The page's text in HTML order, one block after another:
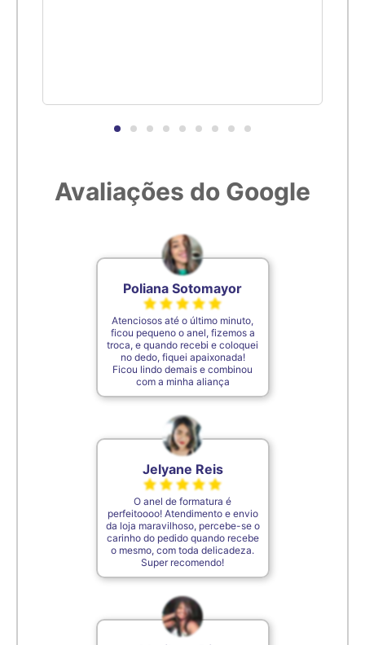
7cm 30
7,2cm
De acordo com o padrão ABNT
Avaliações do Google
Poliana Sotomayor
Atenciosos até o último minuto,
ficou pequeno o anel, fizemos a
troca, e quando recebi e coloquei
no dedo, fiquei apaixonada!
Ficou lindo demais e combinou
com a minha aliança
Jelyane Reis
O anel de formatura é
perfeitoooo! Atendimento e envio
da loja maravilhoso, percebe-se o
carinho do pedido quando recebe
o mesmo, com toda delicadeza.
Super recomendo!